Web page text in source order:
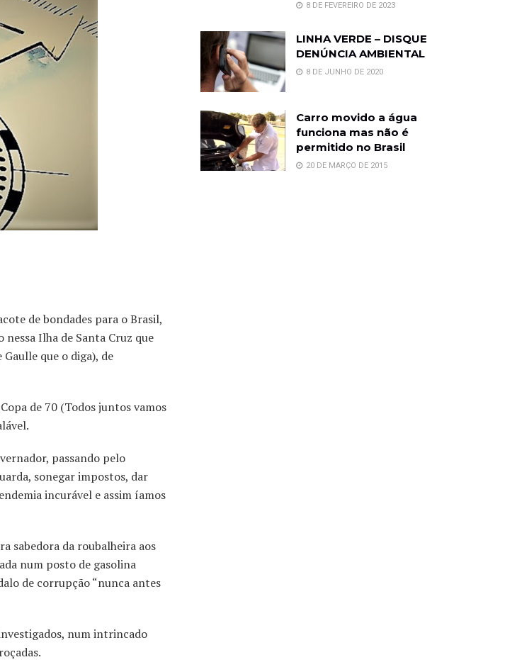
de bondades para o Brasil,
Ilha de Santa Cruz que
que o diga), de
de 70 (Todos juntos vamos
passando pelo
sonegar impostos, dar
incurável e assim íamos
sabedora da roubalheira aos
num posto de gasolina
de corrupção “nunca antes
num intrincado
8 DE FEVEREIRO DE 2023
LINHA VERDE – DISQUE
DENÚNCIA AMBIENTAL
8 DE JUNHO DE 2020
Carro movido a água
funciona mas não é
permitido no Brasil
20 DE MARÇO DE 2015